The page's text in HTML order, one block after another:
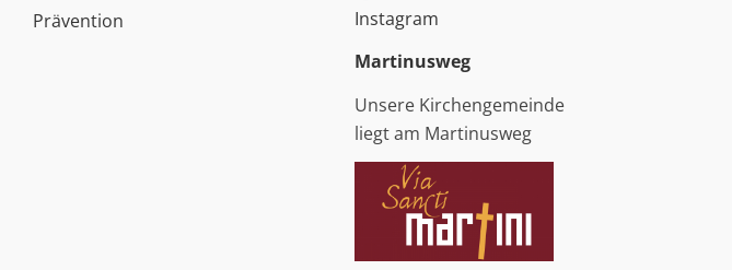
Prävention
Instagram
Martinus­weg
Unsere Kirchengemeinde
liegt am Martinusweg